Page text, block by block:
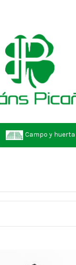
Campo y huerta